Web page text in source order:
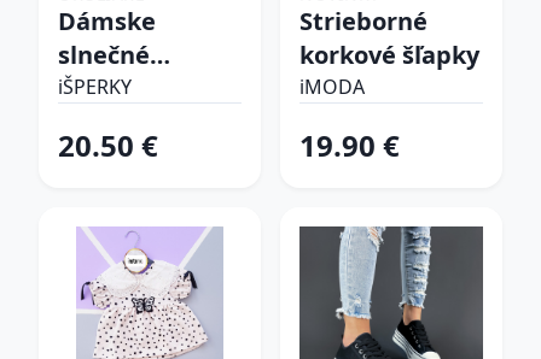
Dámske
slnečné
okuliare
iŠPERKY
20.50 €
Strieborné
korkové šľapky
iMODA
19.90 €